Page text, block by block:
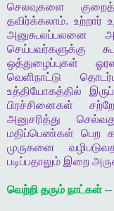
செலவுகளை
தவிர்க்கலாம். உற்றார்
அனுகூலப்பலனை
செய்பவர்களுக்கு
ஒத்துழைப்புகள்
வெளிநாட்டு
உத்தியோகத்தில்
பிரச்சினைகள்
சற்றே
அனுசரித்து
மதிப்பெண்கள்
பெற
முருகனை
படிப்பதாலும் இறை
வெற்றி தரும் நாட்கள் -